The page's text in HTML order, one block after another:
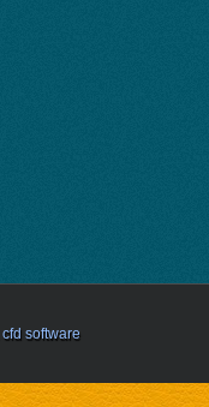
cfd software